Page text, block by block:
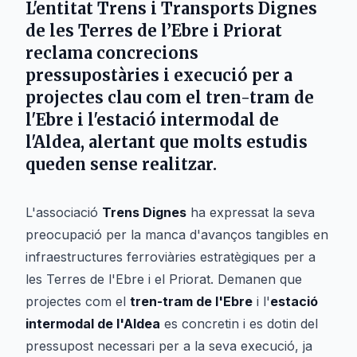
L'entitat Trens i Transports Dignes
de les Terres de l’Ebre i Priorat
reclama concrecions
pressupostàries i execució per a
projectes clau com el tren-tram de
l'Ebre i l'estació intermodal de
l'Aldea, alertant que molts estudis
queden sense realitzar.
L'associació Trens Dignes ha expressat la seva
preocupació per la manca d'avanços tangibles en
infraestructures ferroviàries estratègiques per a
les Terres de l'Ebre i el Priorat. Demanen que
projectes com el tren-tram de l'Ebre i l'estació
intermodal de l'Aldea es concretin i es dotin del
pressupost necessari per a la seva execució, ja